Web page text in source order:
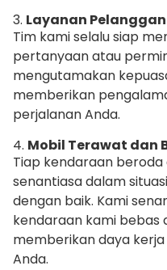
3. Layanan
Tim kami selalu siap
pertanyaan atau
mengutamakan
memberikan
perjalanan Anda.
4. Mobil Terawat dan
Tiap kendaraan
senantiasa dalam
dengan baik. Kami
kendaraan kami bebas
memberikan daya
Anda.